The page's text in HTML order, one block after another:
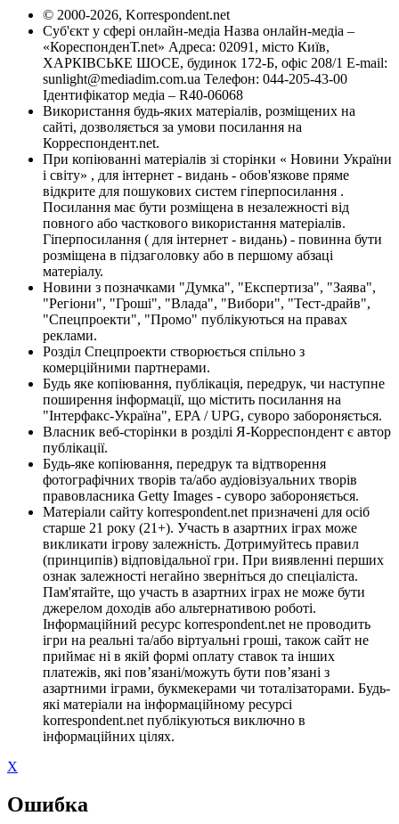
© 2000-2026, Korrespondent.net
Суб'єкт у сфері онлайн-медіа Назва онлайн-медіа –
«КореспонденТ.net» Адреса: 02091, місто Київ,
ХАРКІВСЬКЕ ШОСЕ, будинок 172-Б, офіс 208/1 E-mail:
sunlight@mediadim.com.ua Телефон: 044-205-43-00
Ідентифікатор медіа – R40-06068
Використання будь-яких матеріалів, розміщених на
сайті, дозволяється за умови посилання на
Корреспондент.net.
При копіюванні матеріалів зі сторінки « Новини України
і світу» , для інтернет - видань - обов'язкове пряме
відкрите для пошукових систем гіперпосилання .
Посилання має бути розміщена в незалежності від
повного або часткового використання матеріалів.
Гіперпосилання ( для інтернет - видань) - повинна бути
розміщена в підзаголовку або в першому абзаці
матеріалу.
Новини з позначками "Думка", "Експертиза", "Заява",
"Регіони", "Гроші", "Влада", "Вибори", "Тест-драйв",
"Спецпроекти", "Промо" публікуються на правах
реклами.
Розділ Спецпроекти створюється спільно з
комерційними партнерами.
Будь яке копіювання, публікація, передрук, чи наступне
поширення інформації, що містить посилання на
"Інтерфакс-Україна", EPA / UPG, суворо забороняється.
Власник веб-сторінки в розділі Я-Корреспондент є автор
публікації.
Будь-яке копіювання, передрук та відтворення
фотографічних творів та/або аудіовізуальних творів
правовласника Getty Images - суворо забороняється.
Матеріали сайту korrespondent.net призначені для осіб
старше 21 року (21+). Участь в азартних іграх може
викликати ігрову залежність. Дотримуйтесь правил
(принципів) відповідальної гри. При виявленні перших
ознак залежності негайно зверніться до спеціаліста.
Пам'ятайте, що участь в азартних іграх не може бути
джерелом доходів або альтернативою роботі.
Інформаційний ресурс korrespondent.net не проводить
ігри на реальні та/або віртуальні гроші, також сайт не
приймає ні в якій формі оплату ставок та інших
платежів, які пов’язані/можуть бути пов’язані з
азартними іграми, букмекерами чи тоталізаторами. Будь-
які матеріали на інформаційному ресурсі
korrespondent.net публікуються виключно в
інформаційних цілях.
X
Ошибка